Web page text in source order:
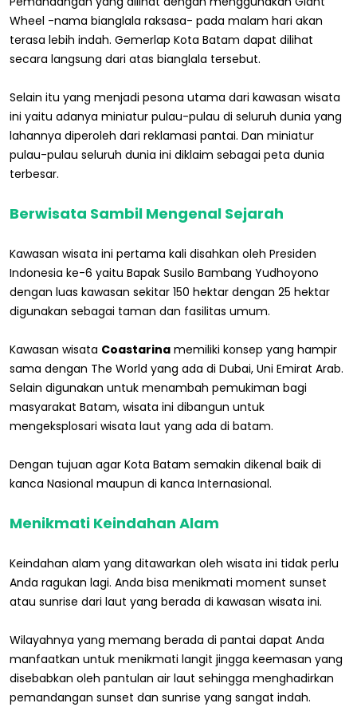
Wheel -nama bianglala raksasa- pada malam hari akan
terasa lebih indah. Gemerlap Kota Batam dapat dilihat
secara langsung dari atas bianglala tersebut.
Selain itu yang menjadi pesona utama dari kawasan wisata
ini yaitu adanya miniatur pulau-pulau di seluruh dunia yang
lahannya diperoleh dari reklamasi pantai. Dan miniatur
pulau-pulau seluruh dunia ini diklaim sebagai peta dunia
terbesar.
Berwisata Sambil Mengenal Sejarah
Kawasan wisata ini pertama kali disahkan oleh Presiden
Indonesia ke-6 yaitu Bapak Susilo Bambang Yudhoyono
dengan luas kawasan sekitar 150 hektar dengan 25 hektar
digunakan sebagai taman dan fasilitas umum.
Kawasan wisata Coastarina memiliki konsep yang hampir
sama dengan The World yang ada di Dubai, Uni Emirat Arab.
Selain digunakan untuk menambah pemukiman bagi
masyarakat Batam, wisata ini dibangun untuk
mengeksplosari wisata laut yang ada di batam.
Dengan tujuan agar Kota Batam semakin dikenal baik di
kanca Nasional maupun di kanca Internasional.
Menikmati Keindahan Alam
Keindahan alam yang ditawarkan oleh wisata ini tidak perlu
Anda ragukan lagi. Anda bisa menikmati moment sunset
atau sunrise dari laut yang berada di kawasan wisata ini.
Wilayahnya yang memang berada di pantai dapat Anda
manfaatkan untuk menikmati langit jingga keemasan yang
disebabkan oleh pantulan air laut sehingga menghadirkan
pemandangan sunset dan sunrise yang sangat indah.